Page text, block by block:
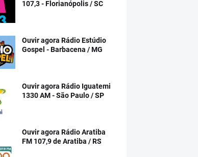
107,3 - Florianópolis / SC
Ouvir agora Rádio Estúdio
Gospel - Barbacena / MG
Ouvir agora Rádio Iguatemi
1330 AM - São Paulo / SP
Ouvir agora Rádio Aratiba
FM 107,9 de Aratiba / RS